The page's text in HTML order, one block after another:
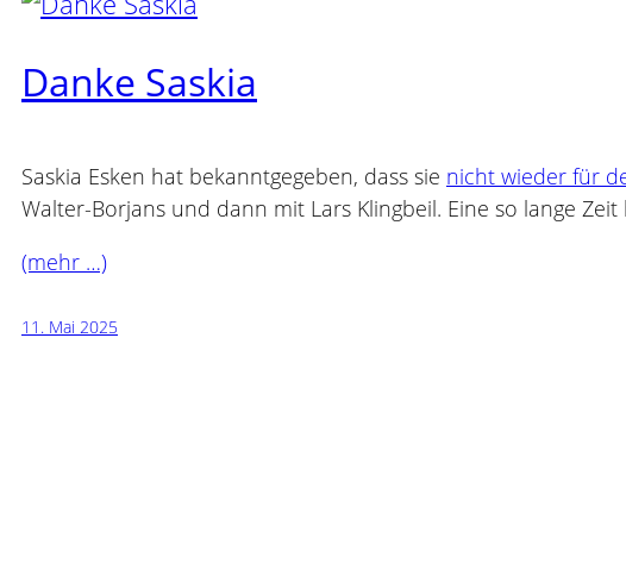
Danke Saskia
Saskia Esken hat bekanntgegeben, dass sie nicht wieder für
Walter-Borjans und dann mit Lars Klingbeil. Eine so lange
(mehr …)
11. Mai 2025